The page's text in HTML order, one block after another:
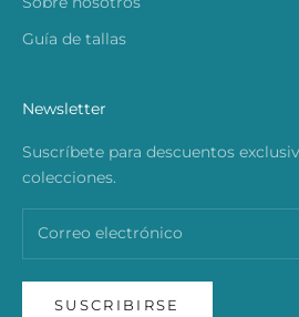
Guía de tallas
Newsletter
Suscríbete para descuentos
colecciones.
SUSCRIBIRSE